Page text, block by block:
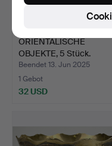
ORIENTALISCHE
OBJEKTE, 5 Stück.
Beendet 13. Jun 2025
1 Gebot
32 USD